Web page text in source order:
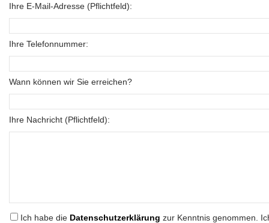
Ihre E-Mail-Adresse (Pflichtfeld):
Ihre Telefonnummer:
Wann können wir Sie erreichen?
Ihre Nachricht (Pflichtfeld):
Ich habe die Datenschutzerklärung zur Kenntnis genommen.